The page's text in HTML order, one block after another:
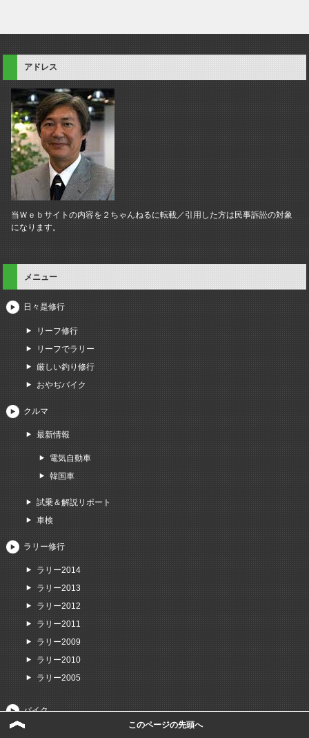
アドレス
当Ｗｅｂサイトの内容を２ちゃんねるに転載／引用した方は民事訴訟の対象
になります。
メニュー
日々是修行
リーフ修行
リーフでラリー
厳しい釣り修行
おやぢバイク
クルマ
最新情報
電気自動車
韓国車
試乗＆解説リポート
車検
ラリー修行
ラリー2014
ラリー2013
ラリー2012
ラリー2011
ラリー2009
ラリー2010
ラリー2005
バイク
このページの先頭へ